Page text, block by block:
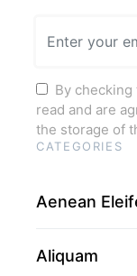
By
read and are
the storage of
CATEGORIES
Aenean
Aliquam